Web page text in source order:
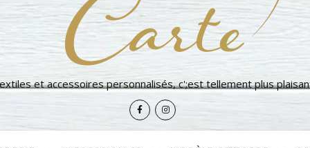
et accessoires personnalisés, c';est tellement plus